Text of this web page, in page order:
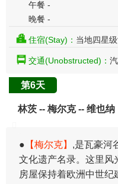
午餐 -
晚餐 -
住宿(Stay)： 当地四星
交通(Unobstructed)：
第6天
林茨 -- 梅尔克 -- 维也纳
​● 【梅尔克】 ,是瓦豪河
文化遗产名录。这里风
房屋保持着欧洲中世